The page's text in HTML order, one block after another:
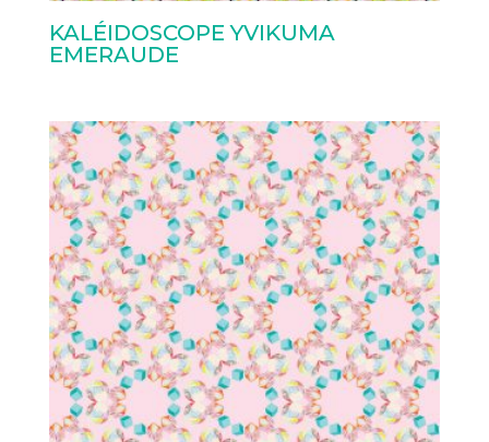
KALÉIDOSCOPE YVIKUMA
EMERAUDE